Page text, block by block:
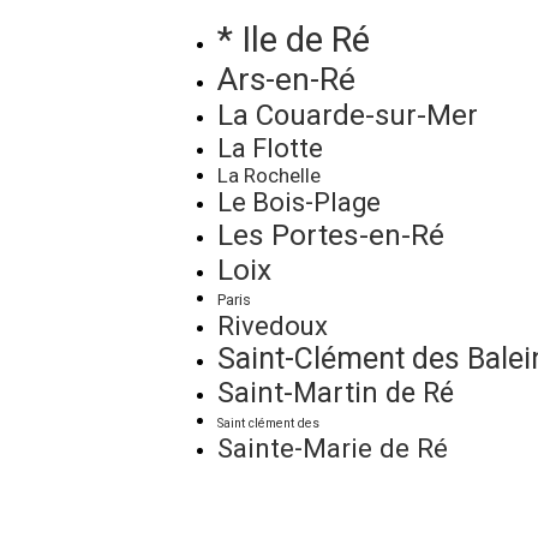
* Ile de Ré
Ars-en-Ré
La Couarde-sur-Mer
La Flotte
La Rochelle
Le Bois-Plage
Les Portes-en-Ré
Loix
Paris
Rivedoux
Saint-Clément des
Saint-Martin de Ré
Saint clément des
Sainte-Marie de Ré